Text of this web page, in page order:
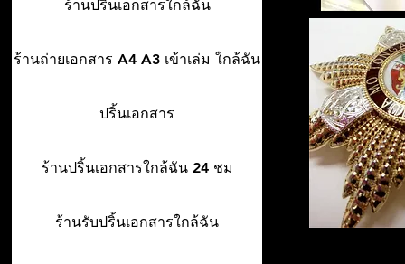
ร้านปริ้นเอกสารใกล้ฉัน
ร้านถ่ายเอกสาร A4 A3 เข้าเล่ม ใกล้ฉัน
ปริ้นเอกสาร
ร้านปริ้นเอกสารใกล้ฉัน 24 ชม
ร้านรับปริ้นเอกสารใกล้ฉัน